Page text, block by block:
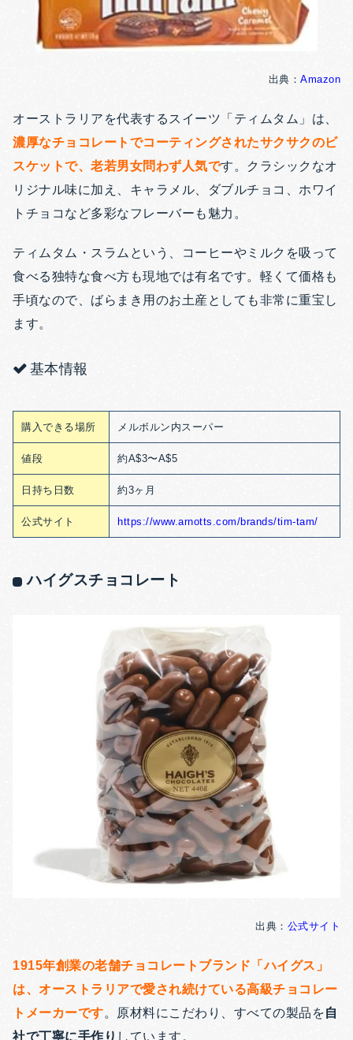
出典： Amazon
オーストラリアを代表するスイーツ「ティムタム」は、
濃厚なチョコレートでコーティングされたサクサクのビ
スケットで、老若男女問わず人気です。クラシックなオ
リジナル味に加え、キャラメル、ダブルチョコ、ホワイ
トチョコなど多彩なフレーバーも魅力。
ティムタム・スラムという、コーヒーやミルクを吸って
食べる独特な食べ方も現地では有名です。軽くて価格も
手頃なので、ばらまき用のお土産としても非常に重宝し
ます。
基本情報
購入できる場所 メルボルン内スーパー
値段 約A$3〜A$5
日持ち日数 約3ヶ月
公式サイト https://www.arnotts.com/brands/tim-tam/
ハイグスチョコレート
出典： 公式サイト
1915年創業の老舗チョコレートブランド「ハイグス」
は、オーストラリアで愛され続けている高級チョコレー
トメーカーです。原材料にこだわり、すべての製品を自
社で丁寧に手作り しています。